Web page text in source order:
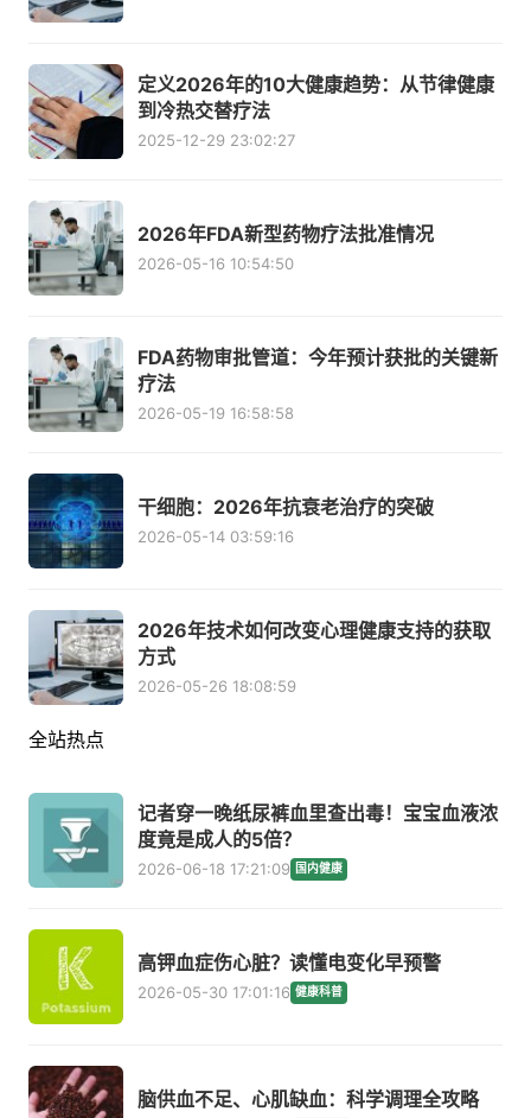
定义2026年的10大健康趋势：从节律健康
到冷热交替疗法
2025-12-29 23:02:27
2026年FDA新型药物疗法批准情况
2026-05-16 10:54:50
FDA药物审批管道：今年预计获批的关键新
疗法
2026-05-19 16:58:58
干细胞：2026年抗衰老治疗的突破
2026-05-14 03:59:16
2026年技术如何改变心理健康支持的获取
方式
2026-05-26 18:08:59
全站热点
记者穿一晚纸尿裤血里查出毒！宝宝血液浓
度竟是成人的5倍？
2026-06-18 17:21:09 国内健康
高钾血症伤心脏？读懂电变化早预警
2026-05-30 17:01:16 健康科普
脑供血不足、心肌缺血：科学调理全攻略